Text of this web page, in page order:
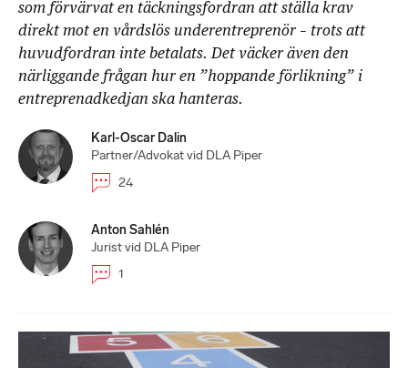
som förvärvat en täckningsfordran att ställa krav
direkt mot en vårdslös underentreprenör – trots att
huvudfordran inte betalats. Det väcker även den
närliggande frågan hur en ”hoppande förlikning” i
entreprenadkedjan ska hanteras.
Karl-Oscar Dalin
Partner/Advokat vid DLA Piper
24
Anton Sahlén
Jurist vid DLA Piper
1